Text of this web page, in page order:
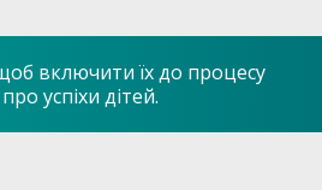
включити їх до процесу
успіхи дітей.